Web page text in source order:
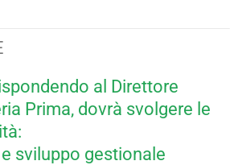
al Direttore
Prima, dovrà svolgere le
sviluppo gestionale